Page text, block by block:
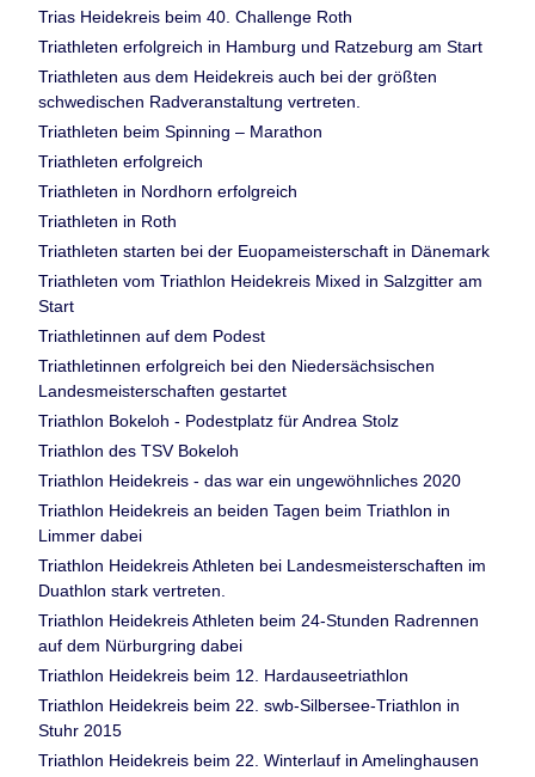
Trias Heidekreis beim 40. Challenge Roth
Triathleten erfolgreich in Hamburg und Ratzeburg am Start
Triathleten aus dem Heidekreis auch bei der größten
schwedischen Radveranstaltung vertreten.
Triathleten beim Spinning – Marathon
Triathleten erfolgreich
Triathleten in Nordhorn erfolgreich
Triathleten in Roth
Triathleten starten bei der Euopameisterschaft in Dänemark
Triathleten vom Triathlon Heidekreis Mixed in Salzgitter am
Start
Triathletinnen auf dem Podest
Triathletinnen erfolgreich bei den Niedersächsischen
Landesmeisterschaften gestartet
Triathlon Bokeloh - Podestplatz für Andrea Stolz
Triathlon des TSV Bokeloh
Triathlon Heidekreis - das war ein ungewöhnliches 2020
Triathlon Heidekreis an beiden Tagen beim Triathlon in
Limmer dabei
Triathlon Heidekreis Athleten bei Landesmeisterschaften im
Duathlon stark vertreten.
Triathlon Heidekreis Athleten beim 24-Stunden Radrennen
auf dem Nürburgring dabei
Triathlon Heidekreis beim 12. Hardauseetriathlon
Triathlon Heidekreis beim 22. swb-Silbersee-Triathlon in
Stuhr 2015
Triathlon Heidekreis beim 22. Winterlauf in Amelinghausen